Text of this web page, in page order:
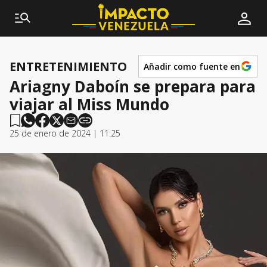
ENTRETENIMIENTO Añadir como fuente en
Ariagny Daboín se prepara para
viajar al Miss Mundo
25 de enero de 2024 | 11:25